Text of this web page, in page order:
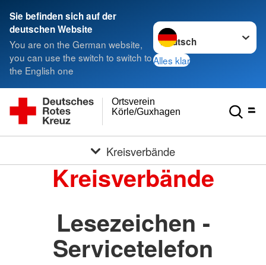
Sie befinden sich auf der
deutschen Website
You are on the German website,
you can use the switch to switch to
the English one
Sprache wechseln zu
Alles klar
Körle/Guxhagen
Ortsverein
Kreisverbände
Kreisverbände
Lesezeichen -
Servicetelefon